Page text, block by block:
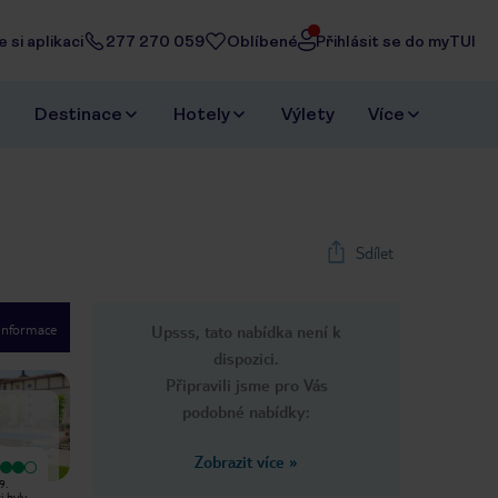
si aplikaci 277 270 059 Oblíbené Přihlásit se do myTUI
Destinace Hotely Výlety Více
Sdílet
Upsss, tato nabídka není k
dispozici.
Připravili jsme pro Vás
podobné nabídky:
Zobrazit více »
Next slide
1/ 33
Vyjímečný